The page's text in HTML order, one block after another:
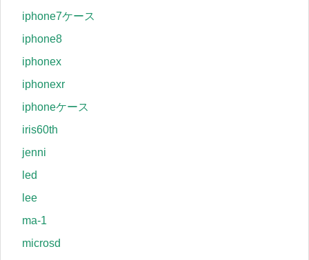
iphone7ケース
iphone8
iphonex
iphonexr
iphoneケース
iris60th
jenni
led
lee
ma-1
microsd